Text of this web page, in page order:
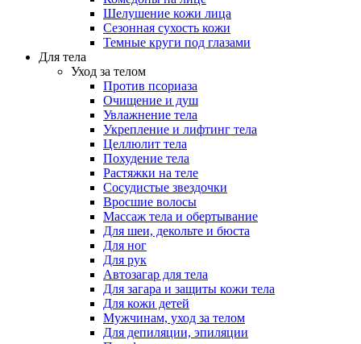
Шелушение кожи лица
Сезонная сухость кожи
Темные круги под глазами
Для тела
Уход за телом
Против псориаза
Очищение и душ
Увлажнение тела
Укрепление и лифтинг тела
Целлюлит тела
Похудение тела
Растяжки на теле
Сосудистые звездочки
Вросшие волосы
Массаж тела и обертывание
Для шеи, декольте и бюста
Для ног
Для рук
Автозагар для тела
Для загара и защиты кожи тела
Для кожи детей
Мужчинам, уход за телом
Для депиляции, эпиляции